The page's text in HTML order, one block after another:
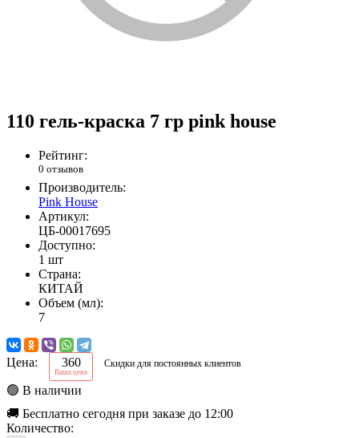
110 гель-краска 7 гр pink house
Рейтинг:
0 отзывов
Производитель:
Pink House
Артикул:
ЦБ-00017695
Доступно:
1 шт
Страна:
КИТАЙ
Объем (мл):
7
Цена: 360
Ваша цена
Скидки для постоянных клиентов
🟢 В наличии
🚚 Бесплатно сегодня при заказе до 12:00
Количество: